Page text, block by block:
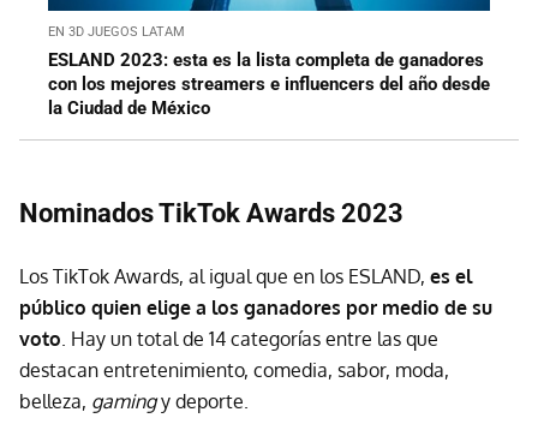
EN 3D JUEGOS LATAM
ESLAND 2023: esta es la lista completa de ganadores
con los mejores streamers e influencers del año desde
la Ciudad de México
Nominados TikTok Awards 2023
Los TikTok Awards, al igual que en los ESLAND, es el
público quien elige a los ganadores por medio de su
voto . Hay un total de 14 categorías entre las que
destacan entretenimiento, comedia, sabor, moda,
belleza, gamingy deporte.